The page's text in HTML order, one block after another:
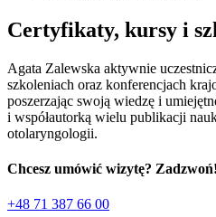
Certyfikaty, kursy i
Agata Zalewska aktywnie
szkoleniach oraz konferencjach
poszerzając swoją wiedzę i
i współautorką wielu publikacji
otolaryngologii.
Chcesz umówić wizytę? Zadzwoń!
+48 71 387 66 00